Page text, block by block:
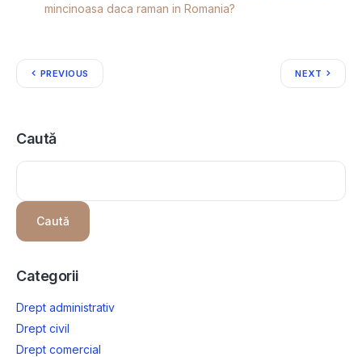
mincinoasa daca raman in Romania?
PREVIOUS NEXT
Caută
Caută
Categorii
Drept administrativ
Drept civil
Drept comercial